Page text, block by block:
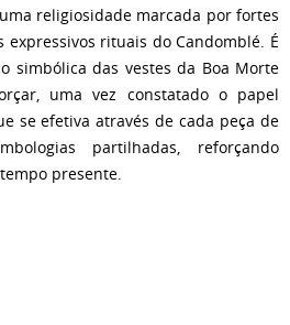
religiosidade marcada por fortes
expressivos rituais do Candomblé. É
simbólica das vestes da Boa Morte
uma vez constatado o papel
se efetiva através de cada peça de
partilhadas, reforçando
presente.